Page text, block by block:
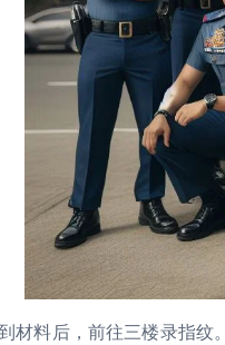
材料后，前往三楼录指纹